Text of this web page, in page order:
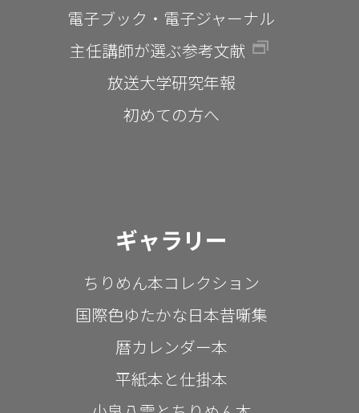
電子ブック・電子ジャーナル
主任講師が選ぶ参考文献
放送大学研究年報
初めての方へ
ギャラリー
ちりめん本コレクション
国際色ゆたかな日本昔噺集
暦カレンダー本
平紙本と仕掛本